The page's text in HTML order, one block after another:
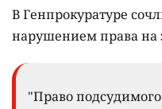
В Генпрокуратуре
нарушением права на
"Право